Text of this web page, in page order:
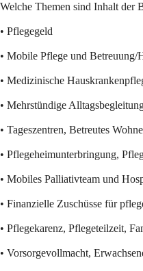
Welche Themen sind Inhalt der
• Pflegegeld
• Mobile Pflege und Betreuung/
• Medizinische
• Mehrstündige
• Tageszentren, Betreutes
• Pflegeheimunterbringung,
• Mobiles Palliativteam und
• Finanzielle Zuschüsse für
• Pflegekarenz, Pflegeteilzeit,
• Vorsorgevollmacht,